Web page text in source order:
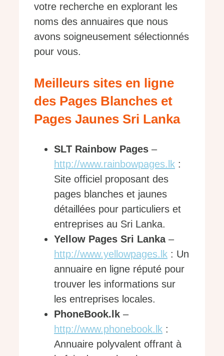
votre recherche en explorant les
noms des annuaires que nous
avons soigneusement sélectionnés
pour vous.
Meilleurs sites en ligne
des Pages Blanches et
Pages Jaunes Sri Lanka
SLT Rainbow Pages –
http://www.rainbowpages.lk :
Site officiel proposant des
pages blanches et jaunes
détaillées pour particuliers et
entreprises au Sri Lanka.
Yellow Pages Sri Lanka–
http://www.yellowpages.lk : Un
annuaire en ligne réputé pour
trouver les informations sur
les entreprises locales.
PhoneBook.lk –
http://www.phonebook.lk :
Annuaire polyvalent offrant à